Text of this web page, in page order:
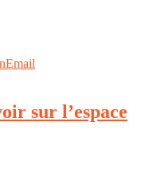
Email
sur l’espace